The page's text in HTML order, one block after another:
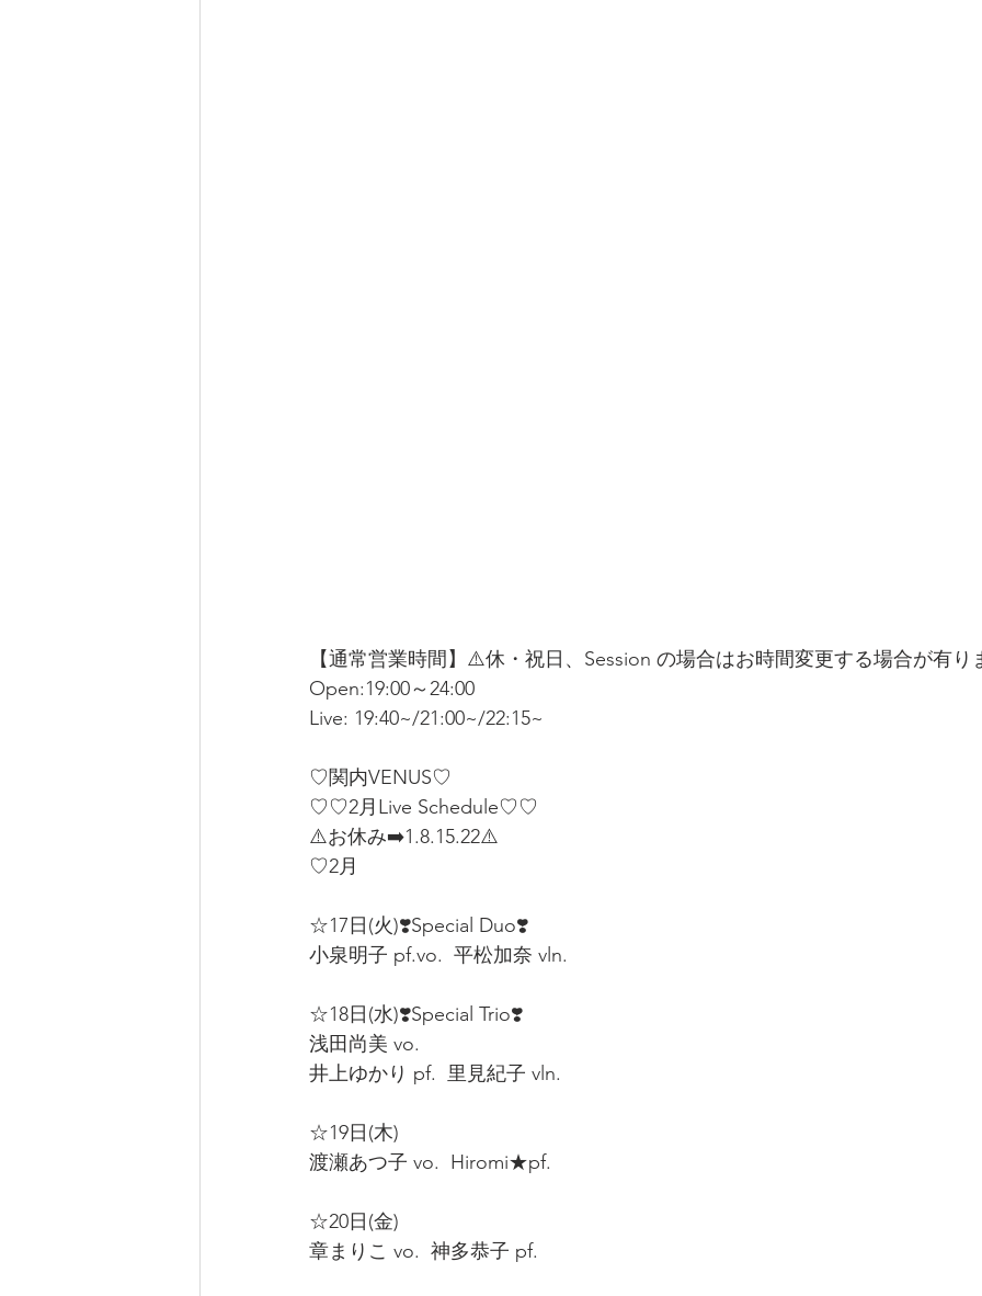
【通常営業時間】⚠️休・祝日、Session の場合はお時間変更する場合が有
Open:19:00～24:00
Live: 19:40~/21:00~/22:15~
♡関内VENUS♡
♡♡2月Live Schedule♡♡
⚠️お休み➡️1.8.15.22⚠️
♡2月
☆17日(火)❣️Special Duo❣️
小泉明子 pf.vo.  平松加奈 vln.
☆18日(水)❣️Special Trio❣️
浅田尚美 vo.
井上ゆかり pf.  里見紀子 vln.
☆19日(木)
渡瀬あつ子 vo.  Hiromi★pf.
☆20日(金)
章まりこ vo.  神多恭子 pf.